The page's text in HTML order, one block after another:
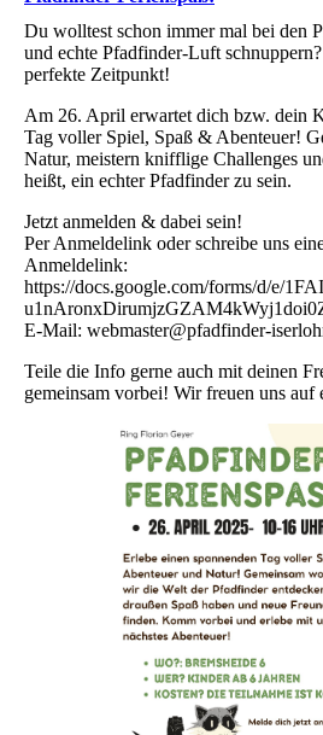
Du wolltest schon immer mal bei den
und echte Pfadfinder-Luft
perfekte Zeitpunkt!
Am 26. April erwartet dich bzw. dein
Tag voller Spiel, Spaß & Abenteuer!
Natur, meistern knifflige Challenges
heißt, ein echter Pfadfinder zu sein.
Jetzt anmelden & dabei sein!
Per Anmeldelink oder schreibe uns
Anmeldelink:
https://docs.google.com/forms/d/e/
E-Mail: webmaster@pfadfinder-
Teile die Info gerne auch mit deinen
gemeinsam vorbei! Wir freuen uns auf